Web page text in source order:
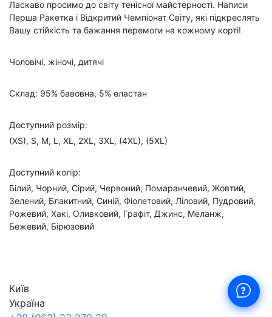
Ласкаво просимо до світу тенісної майстерності. Написи
Перша Ракетка і Відкритий Чемпіонат Світу, які підкреслять
Вашу стійкість та бажання перемоги на кожному корті!
Чоловічі, жіночі, дитячі
Склад: 95% бавовна, 5% еластан
Доступний розмір:
(XS), S, M, L, XL, 2XL, 3XL, (4XL), (5XL)
Доступний колір:
Білий, Чорний, Сірий, Червоний, Помаранчевий, Жовтий,
Зелений, Блакитний, Синій, Фіолетовий, Ліловий, Пудровий,
Рожевий, Хакі, Оливковий, Графіт, Джинс, Меланж,
Бежевий, Бірюзовий
Київ
Україна